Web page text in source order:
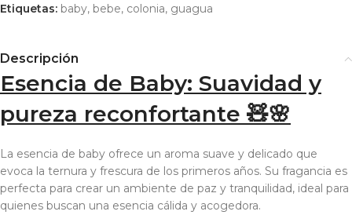
Etiquetas: baby, bebe, colonia, guagua
Descripción
Esencia de Baby: Suavidad y
pureza reconfortante 🧸🌸
La esencia de baby ofrece un aroma suave y delicado que
evoca la ternura y frescura de los primeros años. Su fragancia es
perfecta para crear un ambiente de paz y tranquilidad, ideal para
quienes buscan una esencia cálida y acogedora.